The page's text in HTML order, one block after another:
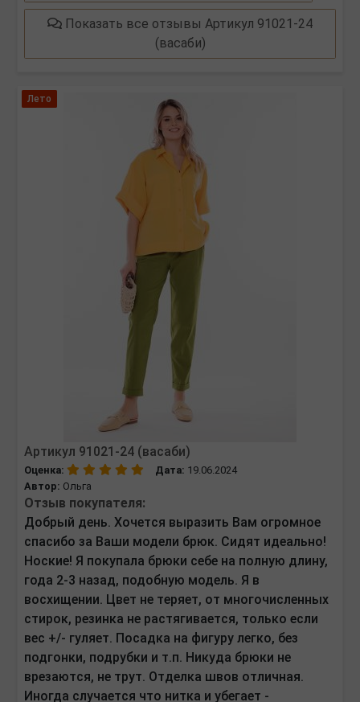
Показать все отзывы Артикул 91021-24
(васаби)
Лето
Артикул 91021-24 (васаби)
Оценка: Дата: 19.06.2024
Автор: Ольга
Отзыв покупателя:
Добрый день. Хочется выразить Вам огромное
спасибо за Ваши модели брюк. Сидят идеально!
Ноские! Я покупала брюки себе на полную длину,
года 2-3 назад, подобную модель. Я в
восхищении. Цвет не теряет, от многочисленных
стирок, резинка не растягивается, только если
вес +/- гуляет. Посадка на фигуру легко, без
подгонки, подрубки и т.п. Никуда брюки не
врезаются, не трут. Отделка швов отличная.
Иногда случается что нитка и убегает -